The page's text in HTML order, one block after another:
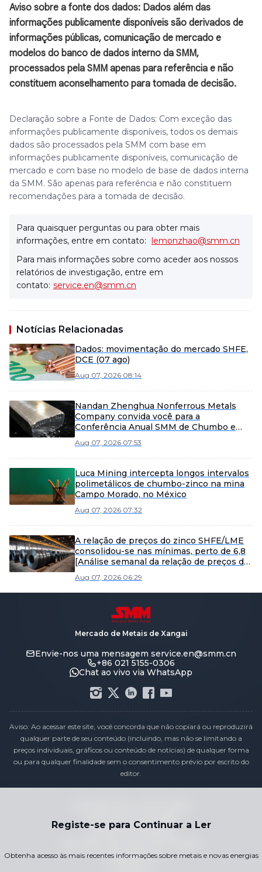
Aviso sobre a fonte dos dados: Dados além das
informações publicamente disponíveis são derivados de
informações públicas, comunicação de mercado e
modelos do banco de dados interno da SMM,
processados pela SMM apenas para referência e não
constituem aconselhamento para tomada de decisão.
Declaração sobre a Fonte de Dados: Com exceção das
informações publicamente disponíveis, todos os demais
dados são processados pela SMM com base em
informações publicamente disponíveis, comunicação de
mercado e com base no modelo de base de dados interna
da SMM. São apenas para referência e não constituem
recomendações para a tomada de decisão.
Para quaisquer perguntas ou para obter mais
informações, entre em contato: lemonzhao@smm.cn
Para mais informações sobre como aceder aos nossos
relatórios de investigação, entre em
contato: service.en@smm.cn
Notícias Relacionadas
Dados: movimentação do mercado SHFE,
DCE (07 ago)
Aug 07, 2026 08:14
Nandan Zhenghua Nonferrous Metals
Company convida você para a
Conferência Anual SMM de Chumbo e
Aug 07, 2026 07:53
Luca Mining intercepta longos intervalos
polimetálicos de chumbo-zinco na mina
Campo Morado, no México
Aug 07, 2026 07:32
A relação de preços do zinco SHFE/LME
consolidou-se nas mínimas, perto de 6,8
[Análise semanal da relação de preços do
Aug 07, 2026 06:29
Registe-se para Continuar a Ler
Obtenha acesso às mais recentes informações sobre metais e novas energias
Mercado de Metais de Xangai
Envie-nos uma mensagem service.en@smm.cn
+86 021 5155-0306
Chat ao vivo via WhatsApp
Aviso: Ao acessar este site, você concorda que não copiará ou reproduzirá
qualquer parte de seu conteúdo (incluindo, mas não se limitando a
preços individuais, gráficos ou conteúdo de notícias) de qualquer forma
ou para qualquer finalidade sem o consentimento prévio por escrito do
editor.
Política de Privacidade
Termos e Condições
Contacte-nos